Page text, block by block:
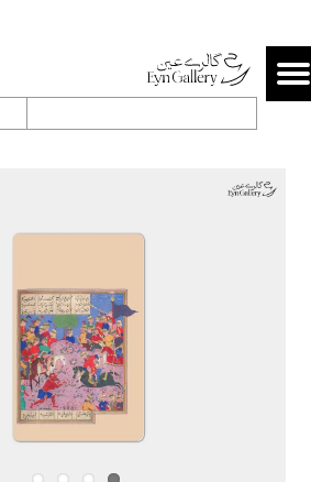
حساب کاربری من
تغییر گذر واژه
خروج از حساب کاربری